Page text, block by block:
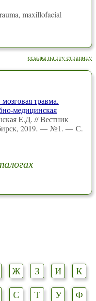
maxillofacial
ссылка на эту страницу
травма.
медицинская
Е.Д. // Вестник
2019. — №1. — С.
Ж З И
К
С Т У
Ф